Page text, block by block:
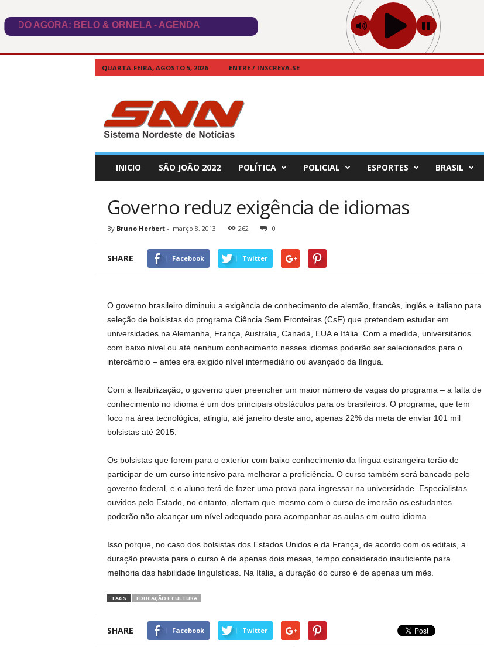
QUARTA-FEIRA, AGOSTO 5, 2026 ENTRE / INSCREVA-SE
INICIO SÃO JOÃO 2022 POLÍTICA POLICIAL ESPORTES BRASIL
Governo reduz exigência de idiomas
By Bruno Herbert- março 8, 2013 262 0
SHARE Facebook Twitter
O governo brasileiro diminuiu a exigência de conhecimento de alemão, francês, inglês e italiano para
seleção de bolsistas do programa Ciência Sem Fronteiras (CsF) que pretendem estudar em
universidades na Alemanha, França, Austrália, Canadá, EUA e Itália. Com a medida, universitários
com baixo nível ou até nenhum conhecimento nesses idiomas poderão ser selecionados para o
intercâmbio – antes era exigido nível intermediário ou avançado da língua.
Com a flexibilização, o governo quer preencher um maior número de vagas do programa – a falta de
conhecimento no idioma é um dos principais obstáculos para os brasileiros. O programa, que tem
foco na área tecnológica, atingiu, até janeiro deste ano, apenas 22% da meta de enviar 101 mil
bolsistas até 2015.
Os bolsistas que forem para o exterior com baixo conhecimento da língua estrangeira terão de
participar de um curso intensivo para melhorar a proficiência. O curso também será bancado pelo
governo federal, e o aluno terá de fazer uma prova para ingressar na universidade. Especialistas
ouvidos pelo Estado, no entanto, alertam que mesmo com o curso de imersão os estudantes
poderão não alcançar um nível adequado para acompanhar as aulas em outro idioma.
Isso porque, no caso dos bolsistas dos Estados Unidos e da França, de acordo com os editais, a
duração prevista para o curso é de apenas dois meses, tempo considerado insuficiente para
melhoria das habilidade linguísticas. Na Itália, a duração do curso é de apenas um mês.
TAGS EDUCAÇÃO E CULTURA
SHARE Facebook Twitter